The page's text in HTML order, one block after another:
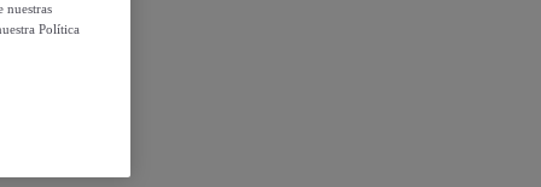
nuestras
Política